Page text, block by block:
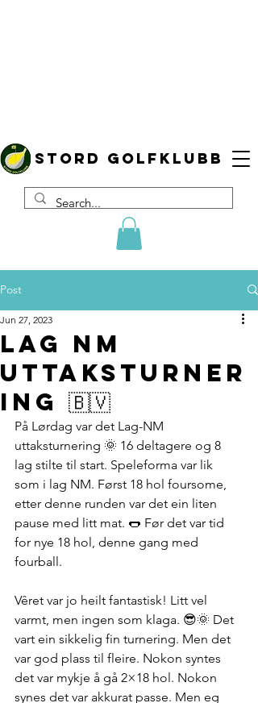
Stord golfklubb
Post
Lag NM
Uttaksturner
ing 🇧🇻
Jun 27, 2023
På Lørdag var det Lag-NM
uttaksturnering 🌞 16 deltagere og 8
lag stilte til start. Speleforma var lik
som i lag NM. Først 18 hol foursome,
etter denne runden var det ein liten
pause med litt mat. 🌭 Før det var tid
for nye 18 hol, denne gang med
fourball.
Vêret var jo heilt fantastisk! Litt vel
varmt, men ingen som klaga. 😎🌞 Det
vart ein sikkelig fin turnering. Men det
var god plass til fleire. Nokon syntes
det var mykje å gå 2×18 hol. Nokon
synes det var akkurat passe. Men eg